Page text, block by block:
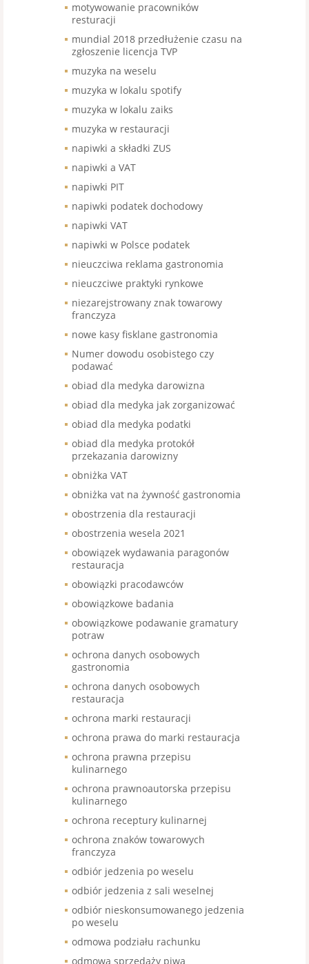
motywowanie pracowników
resturacji
mundial 2018 przedłużenie czasu na
zgłoszenie licencja TVP
muzyka na weselu
muzyka w lokalu spotify
muzyka w lokalu zaiks
muzyka w restauracji
napiwki a składki ZUS
napiwki a VAT
napiwki PIT
napiwki podatek dochodowy
napiwki VAT
napiwki w Polsce podatek
nieuczciwa reklama gastronomia
nieuczciwe praktyki rynkowe
niezarejstrowany znak towarowy
franczyza
nowe kasy fisklane gastronomia
Numer dowodu osobistego czy
podawać
obiad dla medyka darowizna
obiad dla medyka jak zorganizować
obiad dla medyka podatki
obiad dla medyka protokół
przekazania darowizny
obniżka VAT
obniżka vat na żywność gastronomia
obostrzenia dla restauracji
obostrzenia wesela 2021
obowiązek wydawania paragonów
restauracja
obowiązki pracodawców
obowiązkowe badania
obowiązkowe podawanie gramatury
potraw
ochrona danych osobowych
gastronomia
ochrona danych osobowych
restauracja
ochrona marki restauracji
ochrona prawa do marki restauracja
ochrona prawna przepisu
kulinarnego
ochrona prawnoautorska przepisu
kulinarnego
ochrona receptury kulinarnej
ochrona znaków towarowych
franczyza
odbiór jedzenia po weselu
odbiór jedzenia z sali weselnej
odbiór nieskonsumowanego jedzenia
po weselu
odmowa podziału rachunku
odmowa sprzedaży piwa